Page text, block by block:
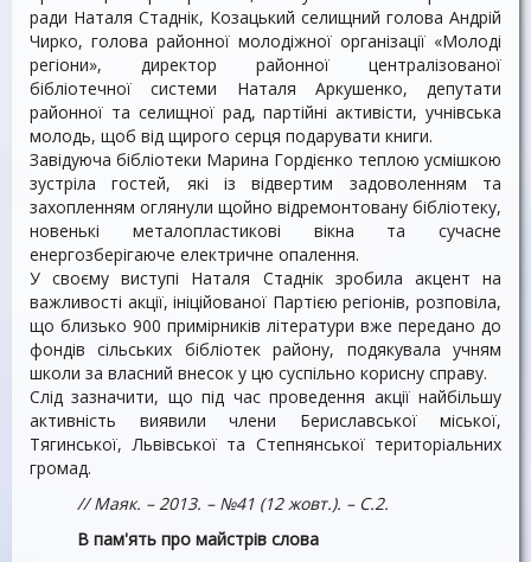
ради Наталя Стаднік, Козацький селищний голова Андрій
Чирко, голова районної молодіжної організації «Молоді
регіони», директор районної централізованої
бібліотечної системи Наталя Аркушенко, депутати
районної та селищної рад, партійні активісти, учнівська
молодь, щоб від щирого серця подарувати книги.
Завідуюча бібліотеки Марина Гордієнко теплою усмішкою
зустріла гостей, які із відвертим задоволенням та
захопленням оглянули щойно відремонтовану бібліотеку,
новенькі металопластикові вікна та сучасне
енергозберігаюче електричне опалення.
У своєму виступі Наталя Стаднік зробила акцент на
важливості акції, ініційованої Партією регіонів, розповіла,
що близько 900 примірників літератури вже передано до
фондів сільських бібліотек району, подякувала учням
школи за власний внесок у цю суспільно корисну справу.
Слід зазначити, що під час проведення акції найбільшу
активність виявили члени Бериславської міської,
Тягинської, Львівської та Степнянської територіальних
громад.
// Маяк. – 2013. – №41 (12 жовт.). – С.2.
В пам'ять про майстрів слова